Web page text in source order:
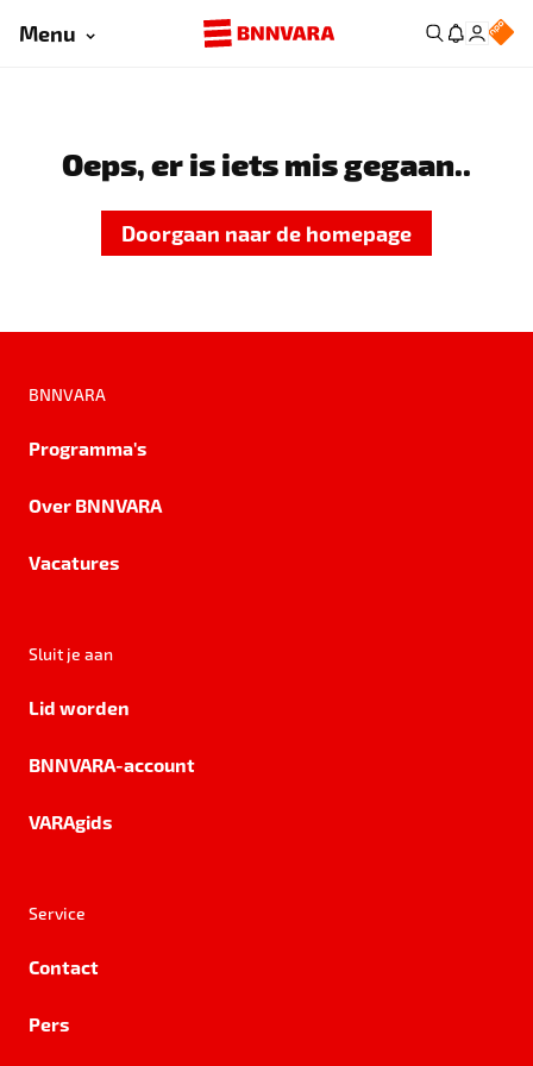
Menu
Oeps, er is iets mis gegaan..
Doorgaan naar de homepage
BNNVARA
Programma's
Over BNNVARA
Vacatures
Sluit je aan
Lid worden
BNNVARA-account
VARAgids
Service
Contact
Pers